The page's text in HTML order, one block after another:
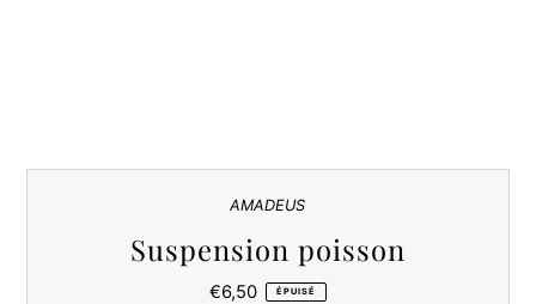
AMADEUS
Suspension poisson
Prix
€6,50 ÉPUISÉ